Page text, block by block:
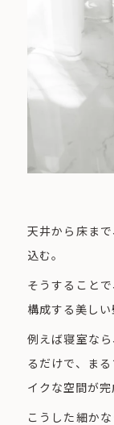
天井から床ま
込む。
そうすること
構成する美しい
例えば寝室な
るだけで、ま
イクな空間が完
こうした細か